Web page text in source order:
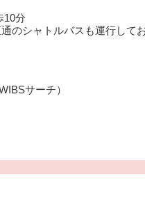
10分
のシャトルバスも運行して
サーチ）